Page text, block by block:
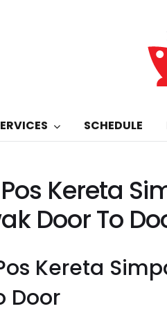
SCHEDULE
Kereta
Door To
Kereta
Door